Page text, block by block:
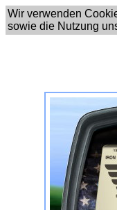
Wir verwenden
sowie die Nutzung